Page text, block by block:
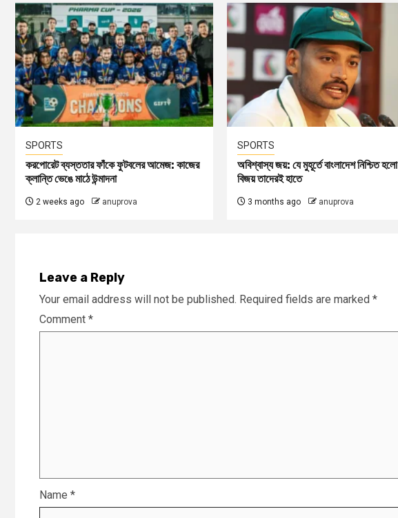
SPORTS
করপোরেট ব্যস্ততার ফাঁকে ফুটবলের আমেজ: কাজের
ক্লান্তি ভেঙে মাঠে উন্মাদনা
2 weeks ago anuprova
SPORTS
অবিশ্বাস্য জয়: যে মুহূর্তে বাংলাদেশ নিশ্চিত হলো
বিজয় তাদেরই হাতে
3 months ago anuprova
Leave a Reply
Your email address will not be published. Required fields are marked *
Comment *
Name *